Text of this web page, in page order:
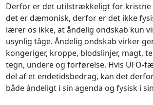
Derfor er det utilstrækkeligt for kristne
det er dæmonisk, derfor er det ikke
lærer os ikke, at åndelig ondskab kun
usynlig tåge. Åndelig ondskab virker
kongeriger, kroppe, blodslinjer, magt,
tegn, undere og forførelse. Hvis UFO-
del af et endetidsbedrag, kan det
både åndeligt i sin agenda og fysisk i